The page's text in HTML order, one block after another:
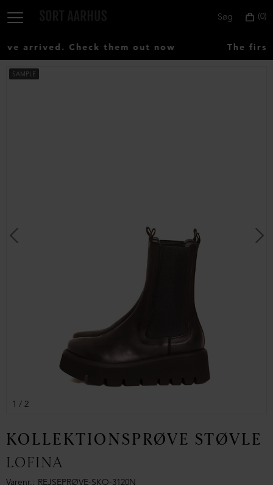
0
Søg
arrived. Check them out now The first
SAMPLE
1 / 2
KOLLEKTIONSPRØVE STØVLE
LOFINA
Varenr. REJSEPRØVE-SKO-3120N